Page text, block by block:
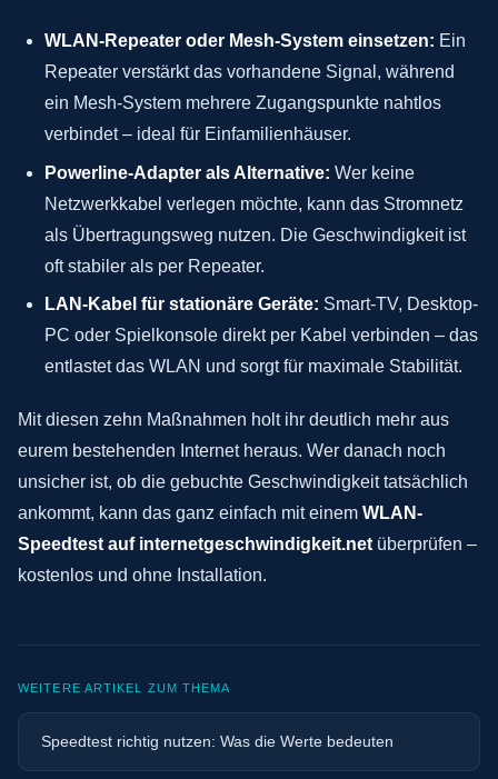
WLAN-Repeater oder Mesh-System einsetzen: Ein
Repeater verstärkt das vorhandene Signal, während
ein Mesh-System mehrere Zugangspunkte nahtlos
verbindet – ideal für Einfamilienhäuser.
Powerline-Adapter als Alternative: Wer keine
Netzwerkkabel verlegen möchte, kann das Stromnetz
als Übertragungsweg nutzen. Die Geschwindigkeit ist
oft stabiler als per Repeater.
LAN-Kabel für stationäre Geräte: Smart-TV, Desktop-
PC oder Spielkonsole direkt per Kabel verbinden – das
entlastet das WLAN und sorgt für maximale Stabilität.
Mit diesen zehn Maßnahmen holt ihr deutlich mehr aus
eurem bestehenden Internet heraus. Wer danach noch
unsicher ist, ob die gebuchte Geschwindigkeit tatsächlich
ankommt, kann das ganz einfach mit einem WLAN-
Speedtest auf internetgeschwindigkeit.net überprüfen –
kostenlos und ohne Installation.
WEITERE ARTIKEL ZUM THEMA
Speedtest richtig nutzen: Was die Werte bedeuten